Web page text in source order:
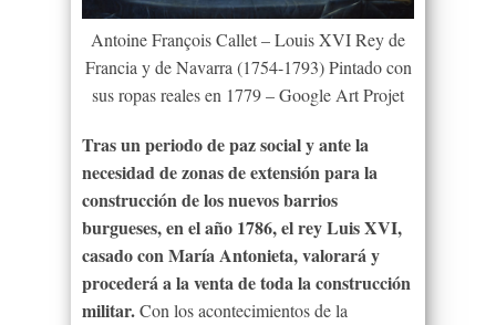
Antoine François Callet – Louis XVI Rey de
Francia y de Navarra (1754-1793) Pintado con
sus ropas reales en 1779 – Google Art Projet
Tras un periodo de paz social y ante la
necesidad de zonas de extensión para la
construcción de los nuevos barrios
burgueses, en el año 1786, el rey Luis XVI,
casado con María Antonieta, valorará y
procederá a la venta de toda la construcción
militar.Con los acontecimientos de la